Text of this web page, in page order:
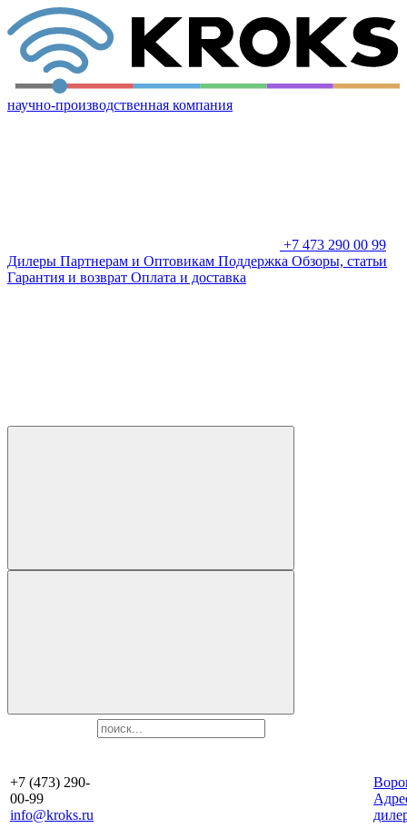
научно-производственная компания
+7 473 290 00 99
Дилеры Партнерам и Оптовикам Поддержка Обзоры, статьи
Гарантия и возврат Оплата и доставка
+7 (473) 290-
00-99
info@kroks.ru